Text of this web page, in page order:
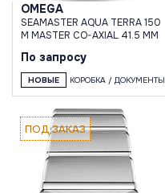
OMEGA
SEAMASTER AQUA TERRA 150
M MASTER CO-AXIAL 41.5 MM
По запросу
НОВЫЕ КОРОБКА / ДОКУМЕНТЫ
ПОД ЗАКАЗ